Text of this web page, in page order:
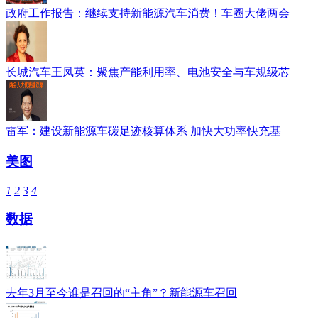
政府工作报告：继续支持新能源汽车消费！车圈大佬两会
长城汽车王凤英：聚焦产能利用率、电池安全与车规级芯
雷军：建设新能源车碳足迹核算体系 加快大功率快充基
美图
1 2 3 4
数据
去年3月至今谁是召回的“主角”？新能源车召回